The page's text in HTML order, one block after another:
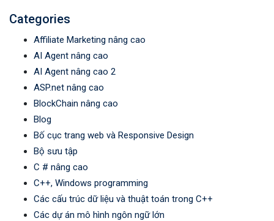
Categories
Affiliate Marketing nâng cao
AI Agent nâng cao
AI Agent nâng cao 2
ASP.net nâng cao
BlockChain nâng cao
Blog
Bố cục trang web và Responsive Design
Bộ sưu tập
C # nâng cao
C++, Windows programming
Các cấu trúc dữ liệu và thuật toán trong C++
Các dự án mô hình ngôn ngữ lớn